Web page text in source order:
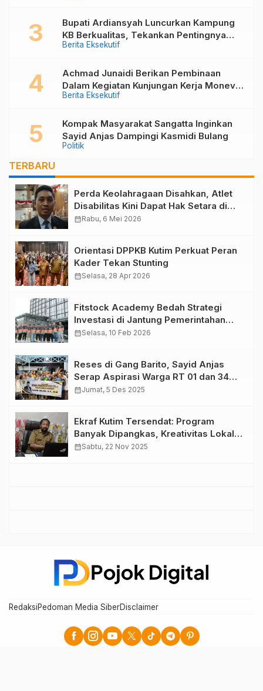
Berita Eksekutif
Bupati Ardiansyah Luncurkan Kampung
KB Berkualitas, Tekankan Pentingnya
Keluarga dalam Mewujudkan Generasi
Berita Eksekutif
Achmad Junaidi Berikan Pembinaan
Dalam Kegiatan Kunjungan Kerja Monev
PKB, Kader KKB dan PPKD di Muara
Politik
Kompak Masyarakat Sangatta Inginkan
Sayid Anjas Dampingi Kasmidi Bulang
TERBARU
Perda Keolahragaan Disahkan, Atlet
Disabilitas Kini Dapat Hak Setara di
Kutim
calendar_monthRabu, 6 Mei 2026
Orientasi DPPKB Kutim Perkuat Peran
Kader Tekan Stunting
calendar_monthSelasa, 28 Apr 2026
Fitstock Academy Bedah Strategi
Investasi di Jantung Pemerintahan
Baru: Mengupas Prospek Saham dari
calendar_monthSelasa, 10 Feb 2026
Reses di Gang Barito, Sayid Anjas
Serap Aspirasi Warga RT 01 dan 34
Teluk Lingga
calendar_monthJumat, 5 Des 2025
Ekraf Kutim Tersendat: Program
Banyak Dipangkas, Kreativitas Lokal
Terancam Melambat
calendar_monthSabtu, 22 Nov 2025
RedaksiPedoman Media SiberDisclaimer